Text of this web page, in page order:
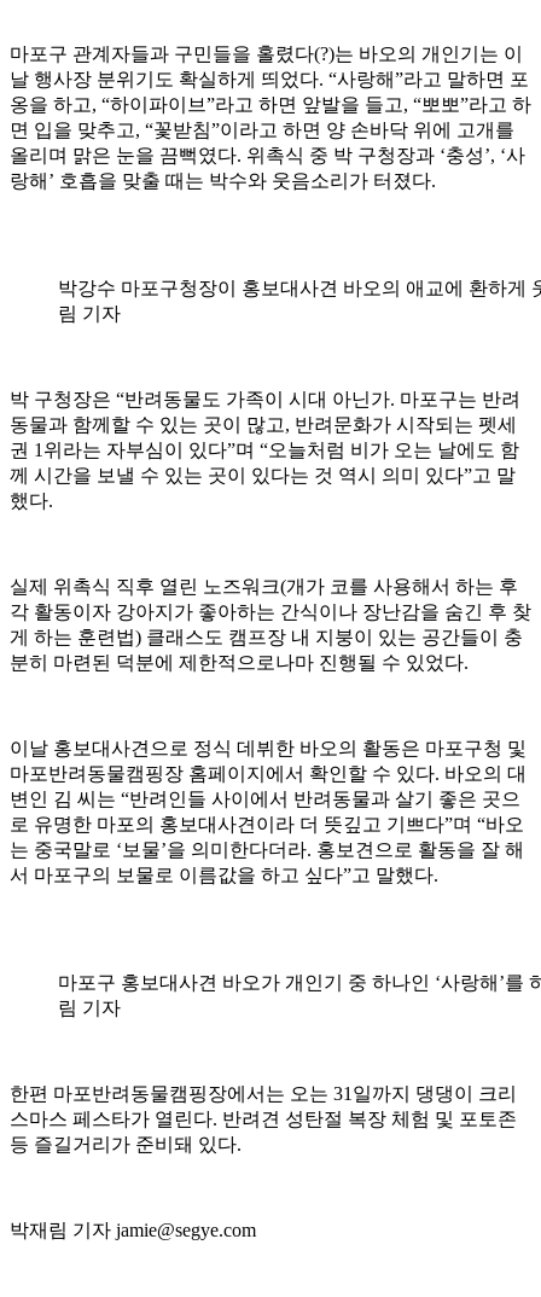
마포구 관계자들과 구민들을 홀렸다(?)는 바오의 개인기는 이
날 행사장 분위기도 확실하게 띄었다. “사랑해”라고 말하면 포
옹을 하고, “하이파이브”라고 하면 앞발을 들고, “뽀뽀”라고 하
면 입을 맞추고, “꽃받침”이라고 하면 양 손바닥 위에 고개를
올리며 맑은 눈을 끔뻑였다. 위촉식 중 박 구청장과 ‘충성’, ‘사
랑해’ 호흡을 맞출 때는 박수와 웃음소리가 터졌다.
박강수 마포구청장이 홍보대사견 바오의 애교에 환하게
림 기자
박 구청장은 “반려동물도 가족이 시대 아닌가. 마포구는 반려
동물과 함께할 수 있는 곳이 많고, 반려문화가 시작되는 펫세
권 1위라는 자부심이 있다”며 “오늘처럼 비가 오는 날에도 함
께 시간을 보낼 수 있는 곳이 있다는 것 역시 의미 있다”고 말
했다.
실제 위촉식 직후 열린 노즈워크(개가 코를 사용해서 하는 후
각 활동이자 강아지가 좋아하는 간식이나 장난감을 숨긴 후 찾
게 하는 훈련법) 클래스도 캠프장 내 지붕이 있는 공간들이 충
분히 마련된 덕분에 제한적으로나마 진행될 수 있었다.
이날 홍보대사견으로 정식 데뷔한 바오의 활동은 마포구청 및
마포반려동물캠핑장 홈페이지에서 확인할 수 있다. 바오의 대
변인 김 씨는 “반려인들 사이에서 반려동물과 살기 좋은 곳으
로 유명한 마포의 홍보대사견이라 더 뜻깊고 기쁘다”며 “바오
는 중국말로 ‘보물’을 의미한다더라. 홍보견으로 활동을 잘 해
서 마포구의 보물로 이름값을 하고 싶다”고 말했다.
마포구 홍보대사견 바오가 개인기 중 하나인 ‘사랑해’를
림 기자
한편 마포반려동물캠핑장에서는 오는 31일까지 댕댕이 크리
스마스 페스타가 열린다. 반려견 성탄절 복장 체험 및 포토존
등 즐길거리가 준비돼 있다.
박재림 기자 jamie@segye.com